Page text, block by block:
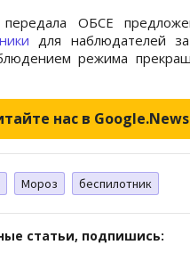
ОБСЕ
для наблюдателей
режима
нас в Google.News
Мороз беспилотник
статьи, подпишись: